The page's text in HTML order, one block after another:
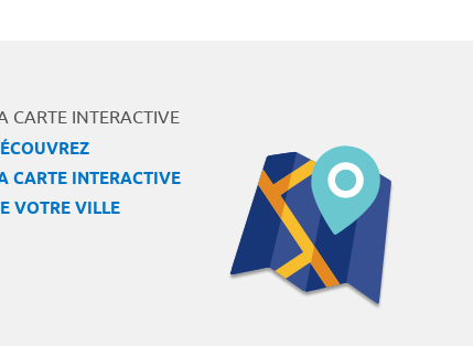
CARTE INTERACTIVE
CARTE INTERACTIVE
VOTRE VILLE